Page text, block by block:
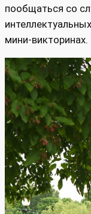
пообщаться со
мини‑викторинах.